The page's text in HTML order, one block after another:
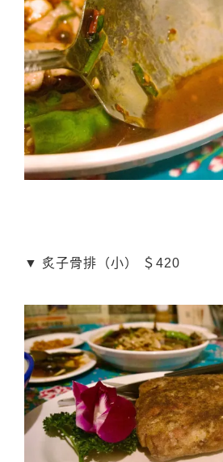
▼ 炙子骨排（小） ＄420